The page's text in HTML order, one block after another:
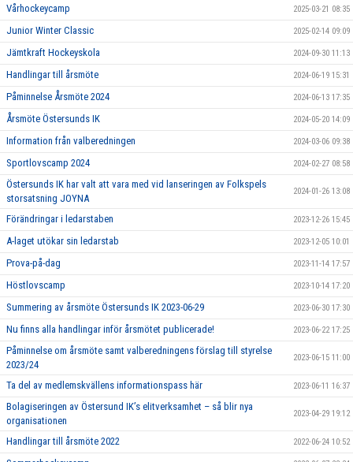
Vårhockeycamp 2025-03-21 08:35
Junior Winter Classic 2025-02-14 09:09
Jämtkraft Hockeyskola 2024-09-30 11:13
Handlingar till årsmöte 2024-06-19 15:31
Påminnelse Årsmöte 2024 2024-06-13 17:35
Årsmöte Östersunds IK 2024-05-20 14:09
Information från valberedningen 2024-03-06 09:38
Sportlovscamp 2024 2024-02-27 08:58
Östersunds IK har valt att vara med vid lanseringen av Folkspels
storsatsning JOYNA
2024-01-26 13:08
Förändringar i ledarstaben 2023-12-26 15:45
A-laget utökar sin ledarstab 2023-12-05 10:01
Prova-på-dag 2023-11-14 17:57
Höstlovscamp 2023-10-14 17:20
Summering av årsmöte Östersunds IK 2023-06-29 2023-06-30 17:30
Nu finns alla handlingar inför årsmötet publicerade! 2023-06-22 17:25
Påminnelse om årsmöte samt valberedningens förslag till styrelse
2023/24
2023-06-15 11:00
Ta del av medlemskvällens informationspass här 2023-06-11 16:37
Bolagiseringen av Östersund IK’s elitverksamhet – så blir nya
organisationen
2023-04-29 19:12
Handlingar till årsmöte 2022 2022-06-24 10:52